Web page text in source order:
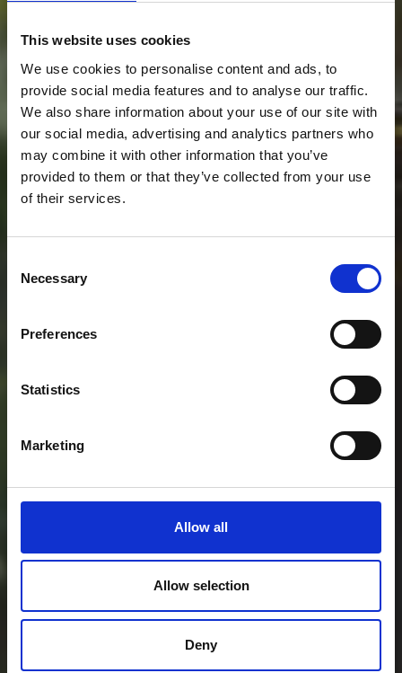
This website uses cookies
We use cookies to personalise content and ads, to
provide social media features and to analyse our traffic.
We also share information about your use of our site with
our social media, advertising and analytics partners who
may combine it with other information that you’ve
provided to them or that they’ve collected from your use
of their services.
Selection
Necessary
Preferences
Statistics
Marketing
Allow all
Allow selection
Deny